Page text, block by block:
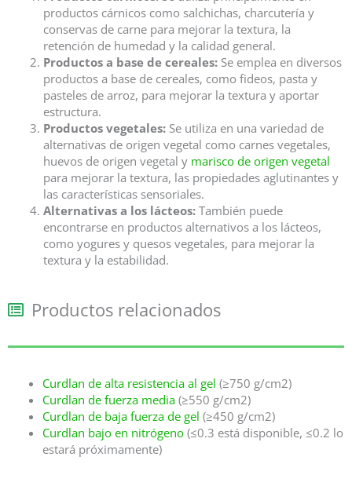
productos cárnicos como salchichas, charcutería y
conservas de carne para mejorar la textura, la
retención de humedad y la calidad general.
Productos a base de cereales: Se emplea en diversos
productos a base de cereales, como fideos, pasta y
pasteles de arroz, para mejorar la textura y aportar
estructura.
Productos vegetales: Se utiliza en una variedad de
alternativas de origen vegetal como carnes vegetales,
huevos de origen vegetal y marisco de origen vegetal
para mejorar la textura, las propiedades aglutinantes y
las características sensoriales.
Alternativas a los lácteos: También puede
encontrarse en productos alternativos a los lácteos,
como yogures y quesos vegetales, para mejorar la
textura y la estabilidad.
Productos relacionados
Curdlan de alta resistencia al gel (≥750 g/cm2)
Curdlan de fuerza media(≥550 g/cm2)
Curdlan de baja fuerza de gel (≥450 g/cm2)
Curdlan bajo en nitrógeno(≤0.3 está disponible, ≤0.2 lo
estará próximamente)